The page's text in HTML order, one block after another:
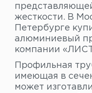
жесткости. В
Петербурге
алюминиевый
компании
Профильная
имеющая в
может